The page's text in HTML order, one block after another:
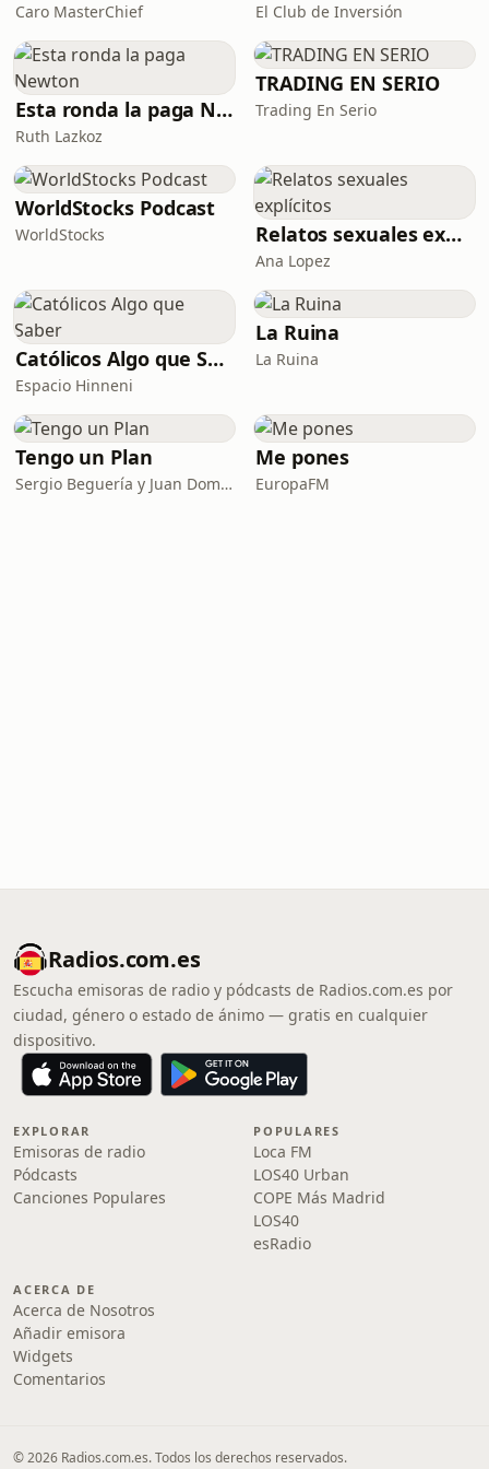
Caro MasterChief El Club de Inversión
Esta ronda la paga Newton
Ruth Lazkoz
TRADING EN SERIO
Trading En Serio
WorldStocks Podcast
WorldStocks Relatos sexuales explícitos
Ana Lopez
Católicos Algo que Saber
Espacio Hinneni
La Ruina
La Ruina
Tengo un Plan
Sergio Beguería y Juan Domínguez
Me pones
EuropaFM
Radios.com.es
Escucha emisoras de radio y pódcasts de Radios.com.es por
ciudad, género o estado de ánimo — gratis en cualquier
dispositivo.
EXPLORAR
Emisoras de radio
Pódcasts
Canciones Populares
POPULARES
Loca FM
LOS40 Urban
COPE Más Madrid
LOS40
esRadio
ACERCA DE
Acerca de Nosotros
Añadir emisora
Widgets
Comentarios
© 2026 Radios.com.es. Todos los derechos reservados.